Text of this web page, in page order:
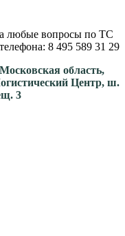
любые вопросы по ТС
8 495 589 31 29
область,
Центр, ш.
3